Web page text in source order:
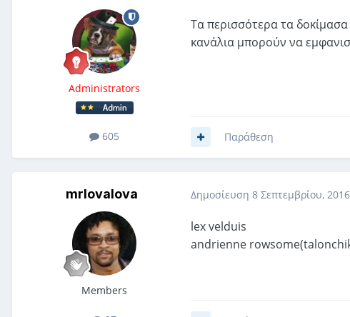
Administrators
605
Τα περισσότερα τα
κανάλια μπορούν να
Παράθεση
mrlovalova
Members
Δημοσίευση 8 Σεπτεμβρίου, 2016
lex velduis
andrienne